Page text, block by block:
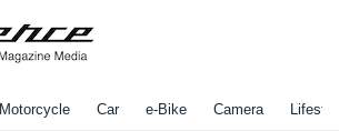
Motorcycle Car e-Bike Camera